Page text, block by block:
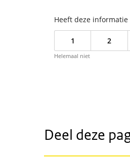
Heeft deze informatie
1 2
Helemaal niet
Deel deze